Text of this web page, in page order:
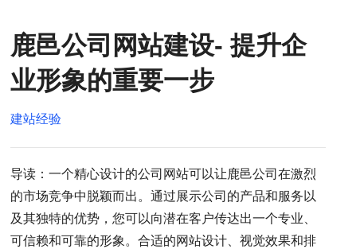
鹿邑公司网站建设- 提升企
业形象的重要一步
建站经验
导读：一个精心设计的公司网站可以让鹿邑公司在激烈
的市场竞争中脱颖而出。通过展示公司的产品和服务以
及其独特的优势，您可以向潜在客户传达出一个专业、
可信赖和可靠的形象。合适的网站设计、视觉效果和排